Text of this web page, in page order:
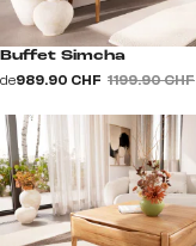
Buffet Simcha
de989.90 CHF 1 199.90 CHF